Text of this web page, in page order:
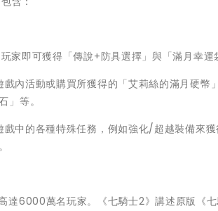
家即可獲得「傳說+防具選擇」與「滿月幸運
戲內活動或購買所獲得的「艾莉絲的滿月硬幣
」等。
戲中的各種特殊任務，例如強化/超越裝備來
達6000萬名玩家。《七騎士2》講述原版《